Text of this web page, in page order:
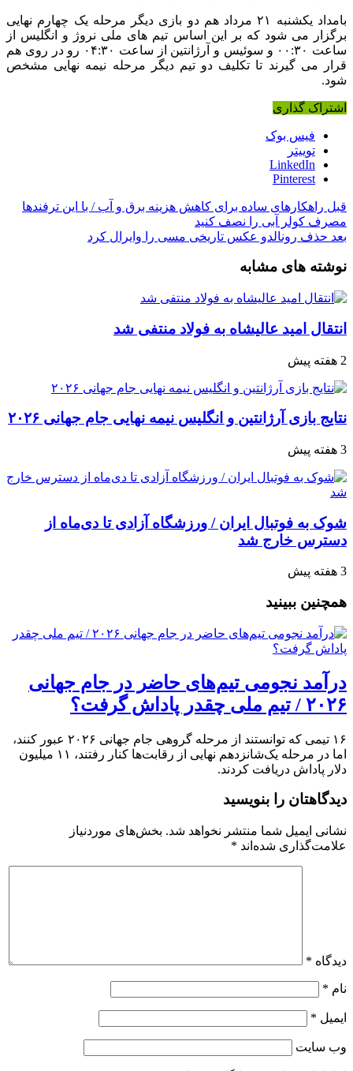
بامداد یکشنبه ۲۱ مرداد هم دو بازی دیگر مرحله یک چهارم نهایی
برگزار می شود که بر این اساس تیم های ملی نروژ و انگلیس از
ساعت ۰۰:۳۰ و سوئیس و آرژانتین از ساعت ۰۴:۳۰ رو در روی هم
قرار می گیرند تا تکلیف دو تیم دیگر مرحله نیمه نهایی مشخص
شود.
اشتراک گذاری
فیس بوک
توییتر
LinkedIn
Pinterest
قبل راهکارهای ساده برای کاهش هزینه برق و آب / با این ترفندها
مصرف کولر آبی را نصف کنید
بعد حذف رونالدو عکس تاریخی مسی را وایرال کرد
نوشته های مشابه
انتقال امید عالیشاه به فولاد منتفی شد
2 هفته پیش
نتایج بازی آرژانتین و انگلیس نیمه نهایی جام جهانی ۲۰۲۶
3 هفته پیش
شوک به فوتبال ایران / ورزشگاه آزادی تا دی‌ماه از
دسترس خارج شد
3 هفته پیش
همچنین ببینید
درآمد نجومی تیم‌های حاضر در جام جهانی
۲۰۲۶ / تیم ملی چقدر پاداش گرفت؟
۱۶ تیمی که توانستند از مرحله گروهی جام جهانی ۲۰۲۶ عبور کنند،
اما در مرحله یک‌شانزدهم نهایی از رقابت‌ها کنار رفتند، ۱۱ میلیون
دلار پاداش دریافت کردند.
دیدگاهتان را بنویسید
نشانی ایمیل شما منتشر نخواهد شد. بخش‌های موردنیاز
علامت‌گذاری شده‌اند *
دیدگاه *
نام *
ایمیل *
وب‌ سایت